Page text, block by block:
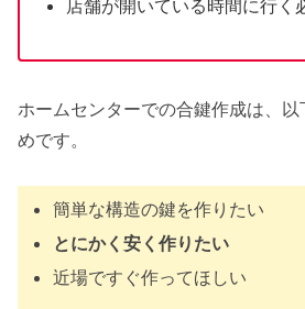
店舗が開いている時間に行く
ホームセンターでの合鍵作成は、
めです。
簡単な構造の鍵を作りたい
とにかく安く作りたい
近場ですぐ作ってほしい